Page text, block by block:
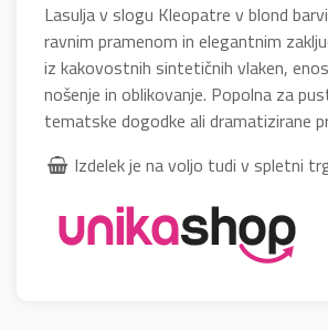
Lasulja v slogu Kleopatre v blond
ravnim pramenom in elegantnim
iz kakovostnih sintetičnih vlaken,
nošenje in oblikovanje. Popolna za
tematske dogodke ali dramatizirane
Izdelek je na voljo tudi v spletni